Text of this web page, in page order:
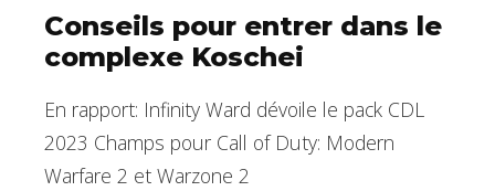
Conseils pour entrer dans le
complexe Koschei
En rapport: Infinity Ward dévoile le pack CDL
2023 Champs pour Call of Duty: Modern
Warfare 2 et Warzone 2